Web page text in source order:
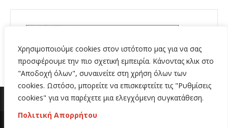
Χρησιμοποιούμε cookies στον ιστότοπο μας για να σας
προσφέρουμε την πιο σχετική εμπειρία. Κάνοντας κλικ στο
"Αποδοχή όλων", συναινείτε στη χρήση όλων των
cookies. Ωστόσο, μπορείτε να επισκεφτείτε τις "Ρυθμίσεις
cookies" για να παρέχετε μια ελεγχόμενη συγκατάθεση.
Πολιτική Απορρήτου